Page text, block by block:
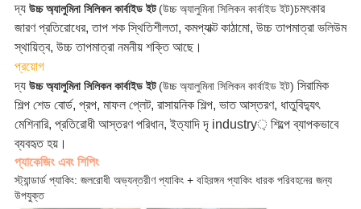
দ্য উচ্চ অ্যালুমিনা সিলিকন কার্বাইড ইট (উচ্চ অ্যালুমিনা সিলিকন কার্বাইড ইট)চমৎকার
জারণ প্রতিরোধের, তাপ শক স্থিতিশীলতা, কমপ্যাক্ট কাঠামো, উচ্চ তাপমাত্রা ভলিউম
স্থায়িত্ব, উচ্চ তাপমাত্রা নমনীয় শক্তি আছে।
প্রয়োগ
দ্য উচ্চ অ্যালুমিনা সিলিকন কার্বাইড ইট (উচ্চ অ্যালুমিনা সিলিকন কার্বাইড ইট) সিরামিক
শিল্প শেড বোর্ড, প্রপ, মাফল প্লেট, রাসায়নিক শিল্প, ভাত আস্তরণ, ধাতুবিদ্যুৎ
মেশিনারি, প্রতিরোধী আস্তরণ পরিধান, ইত্যাদি দৃ industry় শিল্পে ব্যাপকভাবে
ব্যবহৃত হয়।
প্যাকেজিং এবং শিপিং
স্ট্যান্ডার্ড প্যাকিং: জলরোধী অভ্যন্তরীণ প্যাকিং + বহিরঙ্গন প্যাকিং ধারক পরিবহনের জন্য
উপযুক্ত